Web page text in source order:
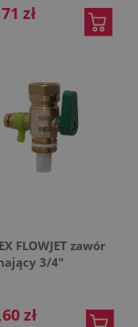
zł
FLOWJET zawór
3/4"
zł